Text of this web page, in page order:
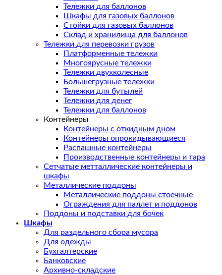
Тележки для баллонов
Шкафы для газовых баллонов
Стойки для газовых баллонов
Склад и хранилища для баллонов
Тележки для перевозки грузов
Платформенные тележки
Многоярусные тележки
Тележки двухколесные
Большегрузные тележки
Тележки для бутылей
Тележки для денег
Тележки для баллонов
Контейнеры
Контейнеры с откидным дном
Контейнеры опрокидывающиеся
Распашные контейнеры
Производственные контейнеры и тара
Сетчатые метталлические контейнеры и
шкафы
Металлические поддоны
Металлические поддоны стоечные
Ограждения для паллет и поддонов
Поддоны и подставки для бочек
Шкафы
Для раздельного сбора мусора
Для одежды
Бухгалтерские
Банковские
Архивно-складские